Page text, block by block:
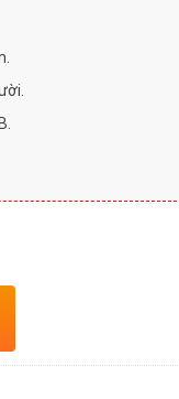
ban đêm) số lượng